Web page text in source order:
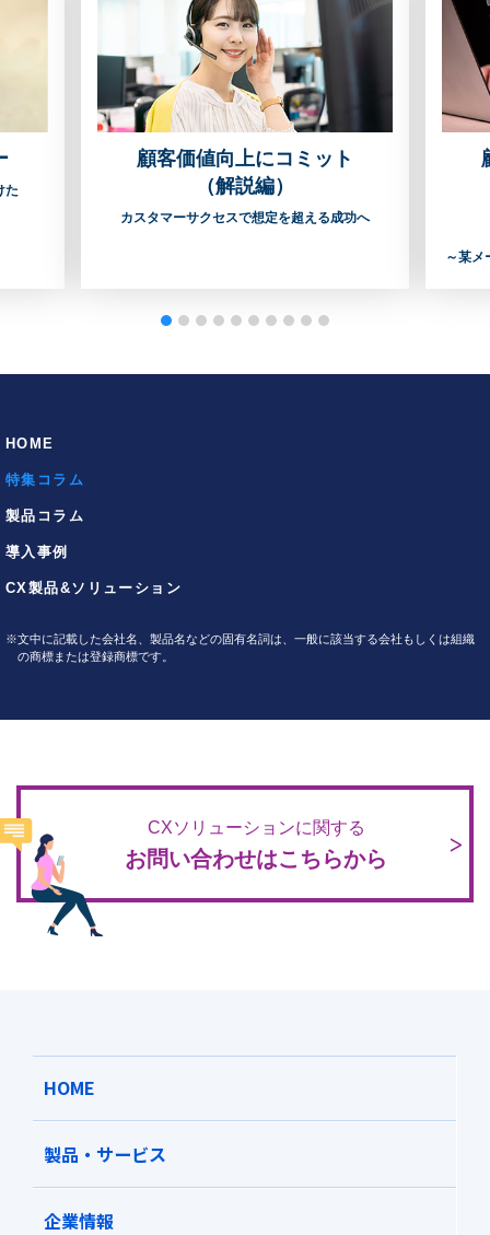
た
顧客価値向上にコミット
（解説編）
カスタマーサクセスで想定を超える成功へ
～某メ
HOME
特集コラム
製品コラム
導入事例
CX製品&ソリューション
※文中に記載した会社名、製品名などの固有名詞は、一般に該当する会社もしくは組織
の商標または登録商標です。
CXソリューションに関する
お問い合わせはこちらから
HOME
製品・サービス
企業情報